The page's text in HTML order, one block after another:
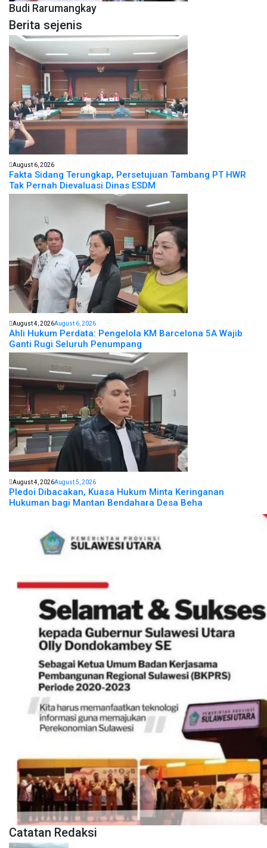
Budi Rarumangkay
Berita sejenis
August 6, 2026
Fakta Sidang Terungkap, Persetujuan Tambang PT HWR
Tak Pernah Dievaluasi Dinas ESDM
August 4, 2026August 6, 2026
Ahli Hukum Perdata: Pengelola KM Barcelona 5A Wajib
Ganti Rugi Seluruh Penumpang
August 4, 2026August 5, 2026
Pledoi Dibacakan, Kuasa Hukum Minta Keringanan
Hukuman bagi Mantan Bendahara Desa Beha
Catatan Redaksi